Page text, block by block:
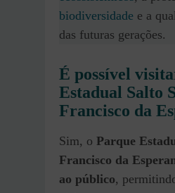
biodiversidade e a
das futuras gerações.
É possível
Estadual Salto
Francisco da
Sim, o Parque
Francisco da
ao público,